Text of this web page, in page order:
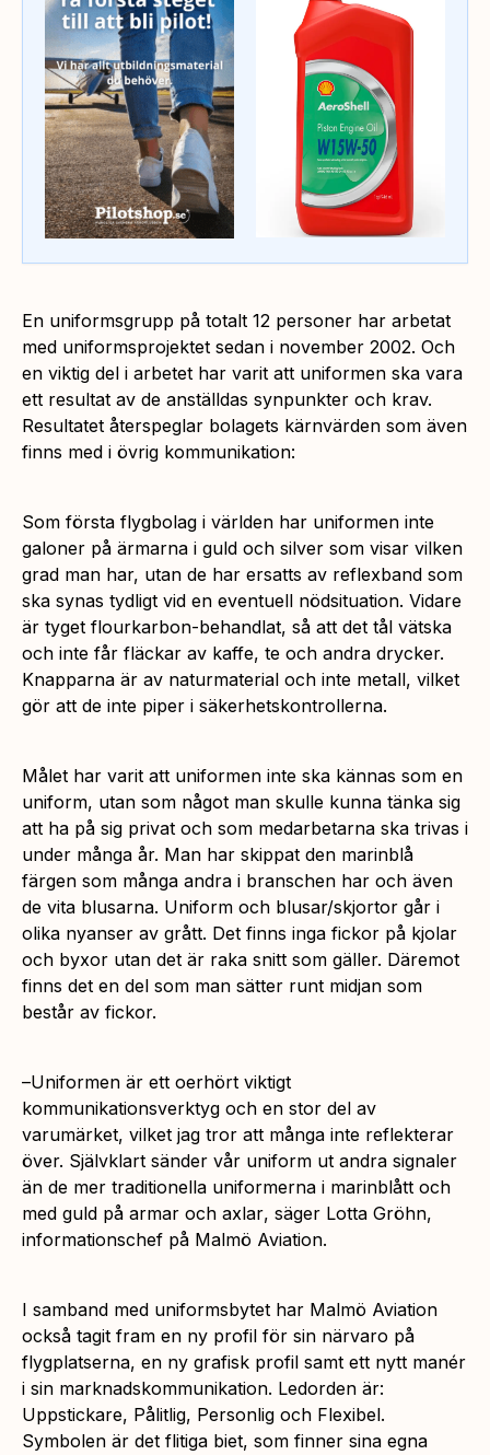
En uniformsgrupp på totalt 12 personer har arbetat
med uniformsprojektet sedan i november 2002. Och
en viktig del i arbetet har varit att uniformen ska vara
ett resultat av de anställdas synpunkter och krav.
Resultatet återspeglar bolagets kärnvärden som även
finns med i övrig kommunikation:
Som första flygbolag i världen har uniformen inte
galoner på ärmarna i guld och silver som visar vilken
grad man har, utan de har ersatts av reflexband som
ska synas tydligt vid en eventuell nödsituation. Vidare
är tyget flourkarbon-behandlat, så att det tål vätska
och inte får fläckar av kaffe, te och andra drycker.
Knapparna är av naturmaterial och inte metall, vilket
gör att de inte piper i säkerhetskontrollerna.
Målet har varit att uniformen inte ska kännas som en
uniform, utan som något man skulle kunna tänka sig
att ha på sig privat och som medarbetarna ska trivas i
under många år. Man har skippat den marinblå
färgen som många andra i branschen har och även
de vita blusarna. Uniform och blusar/skjortor går i
olika nyanser av grått. Det finns inga fickor på kjolar
och byxor utan det är raka snitt som gäller. Däremot
finns det en del som man sätter runt midjan som
består av fickor.
–Uniformen är ett oerhört viktigt
kommunikationsverktyg och en stor del av
varumärket, vilket jag tror att många inte reflekterar
över. Självklart sänder vår uniform ut andra signaler
än de mer traditionella uniformerna i marinblått och
med guld på armar och axlar, säger Lotta Gröhn,
informationschef på Malmö Aviation.
I samband med uniformsbytet har Malmö Aviation
också tagit fram en ny profil för sin närvaro på
flygplatserna, en ny grafisk profil samt ett nytt manér
i sin marknadskommunikation. Ledorden är:
Uppstickare, Pålitlig, Personlig och Flexibel.
Symbolen är det flitiga biet, som finner sina egna